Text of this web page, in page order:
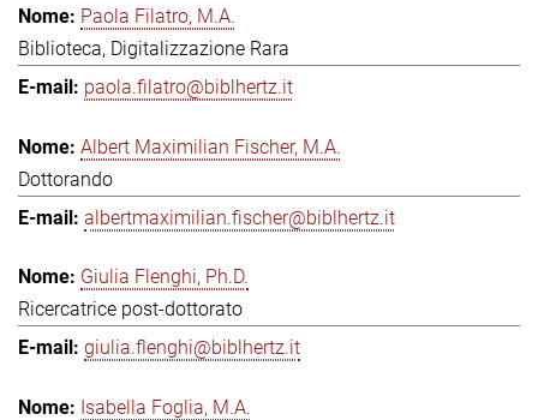
Paola Filatro, M.A.
Biblioteca, Digitalizzazione Rara
paola.filatro@biblhertz.it
Albert Maximilian Fischer, M.A.
Dottorando
albertmaximilian.fischer@biblhertz.it
Giulia Flenghi, Ph.D.
Ricercatrice post-dottorato
giulia.flenghi@biblhertz.it
Isabella Foglia, M.A.